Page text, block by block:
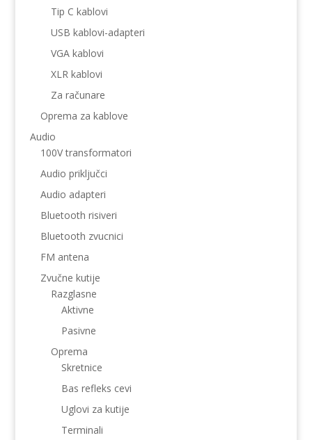
Tip C kablovi
USB kablovi-adapteri
VGA kablovi
XLR kablovi
Za računare
Oprema za kablove
Audio
100V transformatori
Audio priključci
Audio adapteri
Bluetooth risiveri
Bluetooth zvucnici
FM antena
Zvučne kutije
Razglasne
Aktivne
Pasivne
Oprema
Skretnice
Bas refleks cevi
Uglovi za kutije
Terminali